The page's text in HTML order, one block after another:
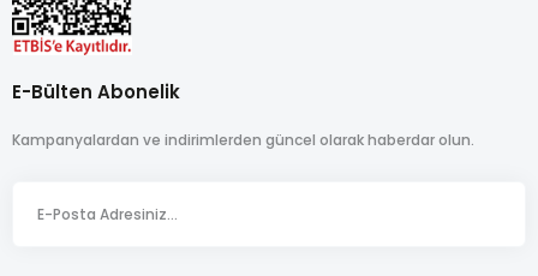
E-Bülten Abonelik
Kampanyalardan ve indirimlerden güncel olarak haberdar olun.